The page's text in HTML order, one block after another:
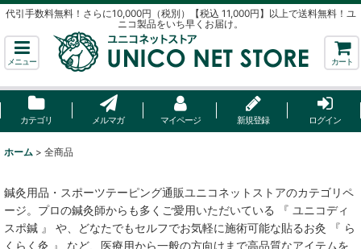
代引手数料無料！さらに10,000円（税別）【税込 11,000円】以上で送料無料！ユ
ニコ製品をいち早くお届け。
メニュー カート
カテゴリ メルマガ マイページ 新規登録 ログイン
ホーム > 全商品
鍼灸用品・スポーツテーピング通販ユニコネットストアのカテゴリペ
ージ。プロの鍼灸師からも多くご愛用いただいている 『 ユニコディ
スポ鍼 』 や、どなたでもセルフでお気軽に施術可能な貼るお灸 『 ら
くらく灸 』 など、医療用から一般の方向けまで高品質なアイテムを